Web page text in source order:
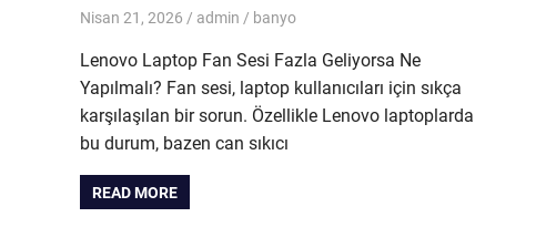
Nisan 21, 2026 admin banyo
Lenovo Laptop Fan Sesi Fazla Geliyorsa Ne
Yapılmalı? Fan sesi, laptop kullanıcıları için sıkça
karşılaşılan bir sorun. Özellikle Lenovo laptoplarda
bu durum, bazen can sıkıcı
READ MORE